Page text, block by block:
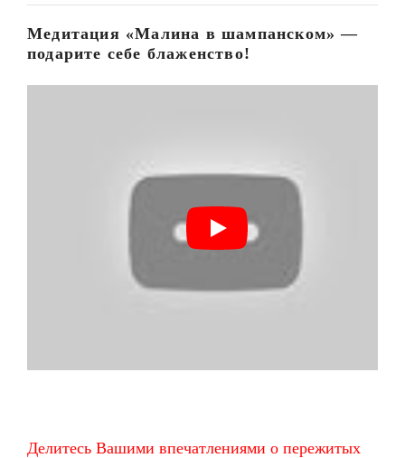
Медитация «Малина в шампанском» —
подарите себе блаженство!
Делитесь Вашими впечатлениями о пережитых